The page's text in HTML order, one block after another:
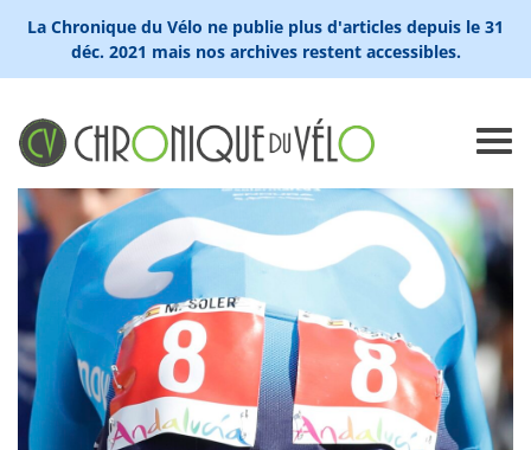
La Chronique du Vélo ne publie plus d'articles depuis le 31
déc. 2021 mais nos archives restent accessibles.